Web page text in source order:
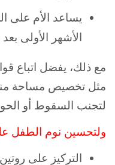
يساعد الأم على
الأشهر الأولى بعد
مع ذلك، يفضل اتباع
مثل تخصيص مساحة
لتجنب السقوط أو
ولتحسين نوم الطفل
التركيز على